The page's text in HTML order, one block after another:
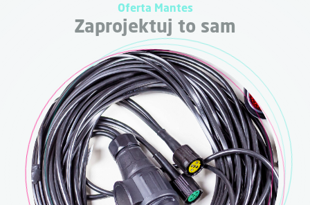
Oferta Mantes
Zaprojektuj to sam